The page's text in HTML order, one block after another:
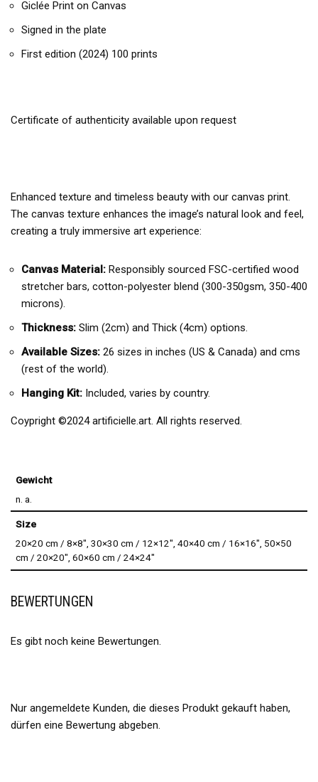
Giclée Print on Canvas
Signed in the plate
First edition (2024) 100 prints
Certificate of authenticity available upon request
Enhanced texture and timeless beauty with our canvas print.
The canvas texture enhances the image’s natural look and feel,
creating a truly immersive art experience:
Canvas Material: Responsibly sourced FSC-certified wood
stretcher bars, cotton-polyester blend (300-350gsm, 350-400
microns).
Thickness: Slim (2cm) and Thick (4cm) options.
Available Sizes: 26 sizes in inches (US & Canada) and cms
(rest of the world).
Hanging Kit: Included, varies by country.
Coypright ©2024 artificielle.art. All rights reserved.
Gewicht
n. a.
Size
20×20 cm / 8×8″, 30×30 cm / 12×12″, 40×40 cm / 16×16″, 50×50
cm / 20×20″, 60×60 cm / 24×24″
BEWERTUNGEN
Es gibt noch keine Bewertungen.
Nur angemeldete Kunden, die dieses Produkt gekauft haben,
dürfen eine Bewertung abgeben.